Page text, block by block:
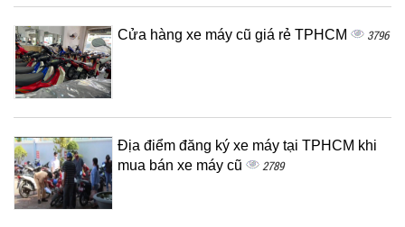
Cửa hàng xe máy cũ giá rẻ TPHCM 3796
Địa điểm đăng ký xe máy tại TPHCM khi
mua bán xe máy cũ
2789